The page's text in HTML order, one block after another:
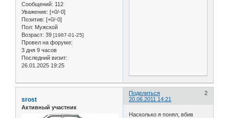
Сообщений: 112
Уважение: [+0/-0]
Позитив: [+0/-0]
Пол: Мужской
Возраст: 39 [1987-01-25]
Провел на форуме:
3 дня 9 часов
Последний визит:
26.01.2025 19:25
Поделиться
2
20.06.2011 14:21
srost
Активный участник
Насколько я понял, вбив